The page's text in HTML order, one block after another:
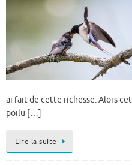
ai fait de cette richesse. Alors
poilu […]
Lire la suite